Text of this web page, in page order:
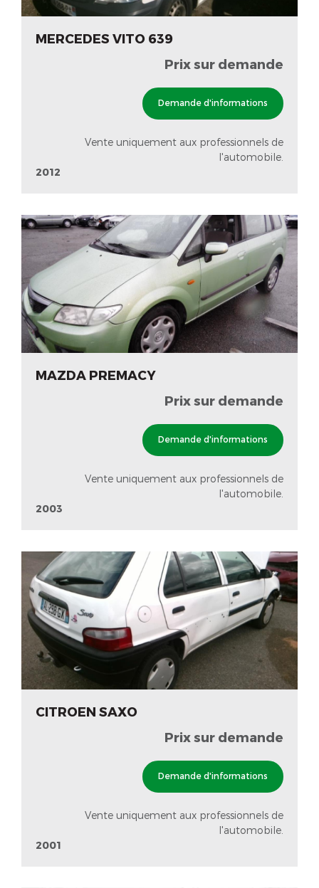
MERCEDES VITO 639
Prix sur demande
Demande d'informations
Vente uniquement aux professionnels de
l'automobile.
2012
MAZDA PREMACY
Prix sur demande
Demande d'informations
Vente uniquement aux professionnels de
l'automobile.
2003
CITROEN SAXO
Prix sur demande
Demande d'informations
Vente uniquement aux professionnels de
l'automobile.
2001